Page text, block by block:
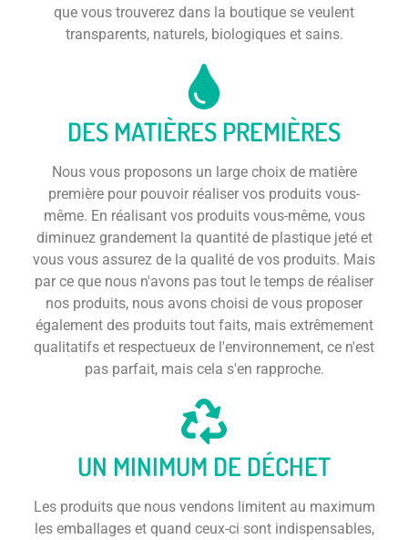
que vous trouverez dans la boutique se veulent
transparents, naturels, biologiques et sains.
DES MATIÈRES PREMIÈRES
Nous vous proposons un large choix de matière
première pour pouvoir réaliser vos produits vous-
même. En réalisant vos produits vous-même, vous
diminuez grandement la quantité de plastique jeté et
vous vous assurez de la qualité de vos produits. Mais
par ce que nous n'avons pas tout le temps de réaliser
nos produits, nous avons choisi de vous proposer
également des produits tout faits, mais extrêmement
qualitatifs et respectueux de l'environnement, ce n'est
pas parfait, mais cela s'en rapproche.
UN MINIMUM DE DÉCHET
Les produits que nous vendons limitent au maximum
les emballages et quand ceux-ci sont indispensables,